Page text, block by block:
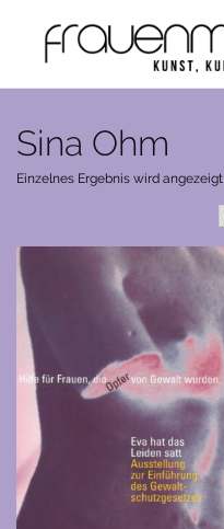
springen
Sina Ohm
Einzelnes Ergebnis wird angezeigt